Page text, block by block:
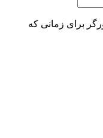
برای زمانی که